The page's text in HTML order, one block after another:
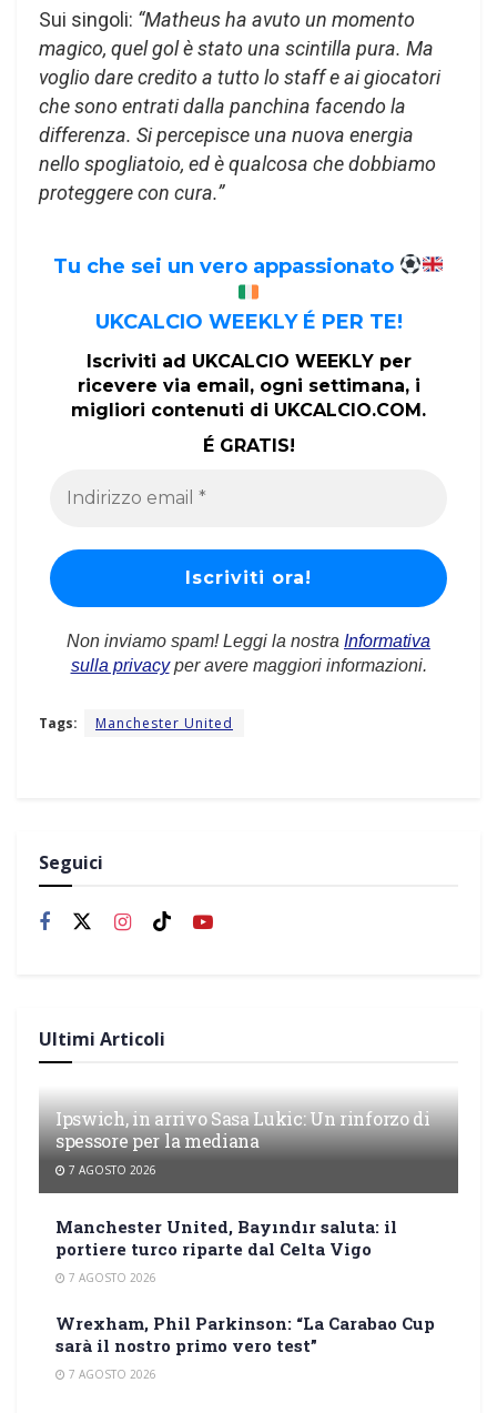
Sui singoli: “Matheus ha avuto un momento
magico, quel gol è stato una scintilla pura. Ma
voglio dare credito a tutto lo staff e ai giocatori
che sono entrati dalla panchina facendo la
differenza. Si percepisce una nuova energia
nello spogliatoio, ed è qualcosa che dobbiamo
proteggere con cura.”
Tu che sei un vero appassionato
UKCALCIO WEEKLY É PER TE!
Iscriviti ad UKCALCIO WEEKLY per
ricevere via email, ogni settimana, i
migliori contenuti di UKCALCIO.COM.
É GRATIS!
Non inviamo spam! Leggi la nostra Informativa
sulla privacyper avere maggiori informazioni.
Tags: Manchester United
Seguici
Ultimi Articoli
Ipswich, in arrivo Sasa Lukic: Un rinforzo di
spessore per la mediana
7 AGOSTO 2026
Manchester United, Bayındır saluta: il
portiere turco riparte dal Celta Vigo
7 AGOSTO 2026
Wrexham, Phil Parkinson: “La Carabao Cup
sarà il nostro primo vero test”
7 AGOSTO 2026